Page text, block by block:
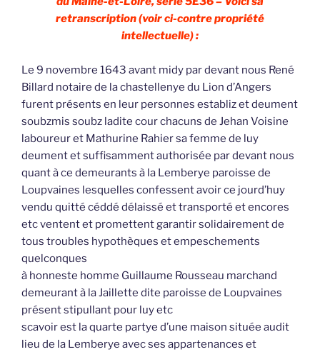
retranscription (voir ci-contre propriété
intellectuelle) :
Le 9 novembre 1643 avant midy par devant nous René
Billard notaire de la chastellenye du Lion d’Angers
furent présents en leur personnes establiz et deument
soubzmis soubz ladite cour chacuns de Jehan Voisine
laboureur et Mathurine Rahier sa femme de luy
deument et suffisamment authorisée par devant nous
quant à ce demeurants à la Lemberye paroisse de
Loupvaines lesquelles confessent avoir ce jourd’huy
vendu quitté céddé délaissé et transporté et encores
etc ventent et promettent garantir solidairement de
tous troubles hypothèques et empeschements
quelconques
à honneste homme Guillaume Rousseau marchand
demeurant à la Jaillette dite paroisse de Loupvaines
présent stipullant pour luy etc
scavoir est la quarte partye d’une maison située audit
lieu de la Lemberye avec ses appartenances et